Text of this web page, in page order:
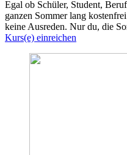
Egal ob Schüler, Student,
ganzen Sommer lang
keine Ausreden. Nur du, die
Kurs(e) einreichen